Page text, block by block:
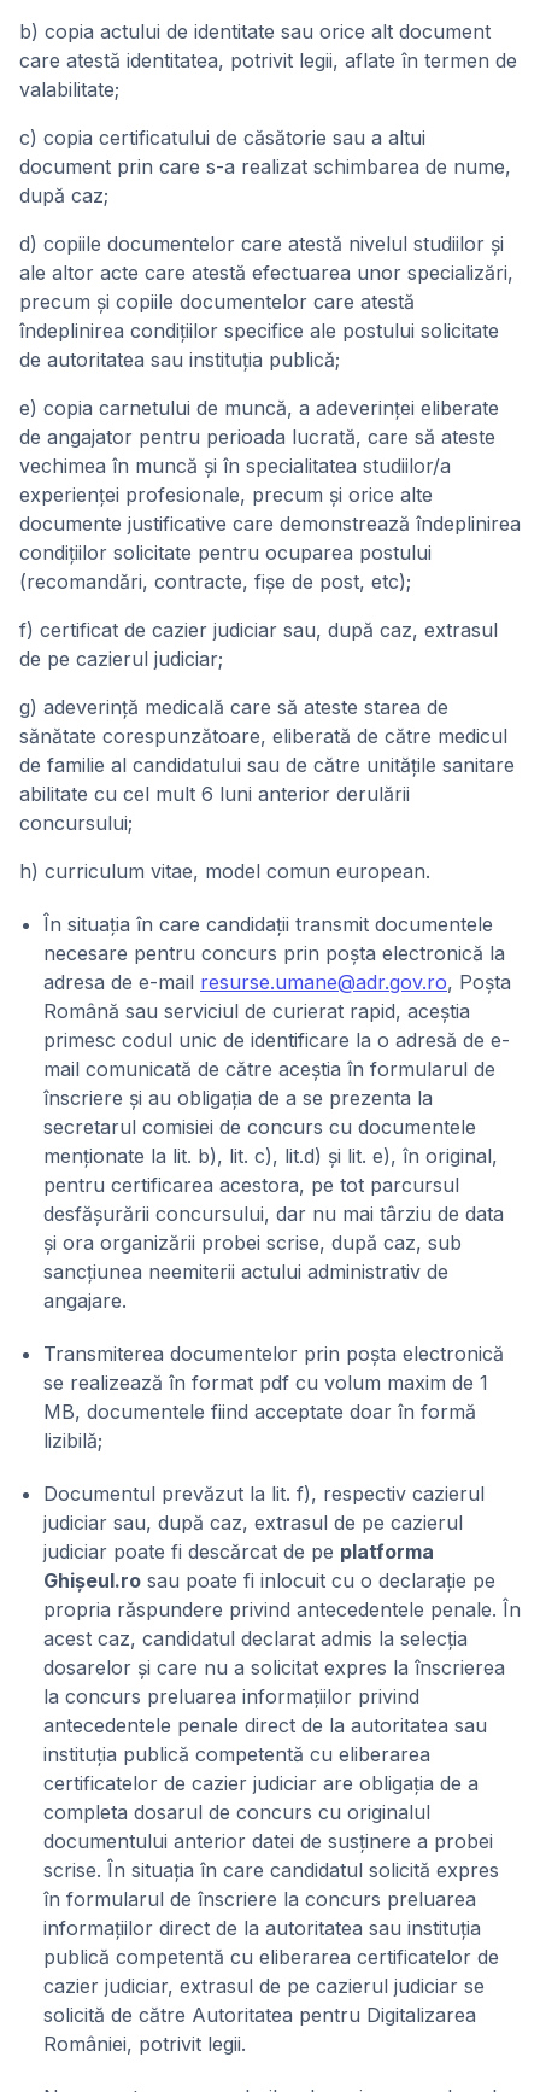
b) copia actului de identitate sau orice alt document
care atestă identitatea, potrivit legii, aflate în termen de
valabilitate;
c) copia certificatului de căsătorie sau a altui
document prin care s-a realizat schimbarea de nume,
după caz;
d) copiile documentelor care atestă nivelul studiilor și
ale altor acte care atestă efectuarea unor specializări,
precum și copiile documentelor care atestă
îndeplinirea condițiilor specifice ale postului solicitate
de autoritatea sau instituția publică;
e) copia carnetului de muncă, a adeverinței eliberate
de angajator pentru perioada lucrată, care să ateste
vechimea în muncă și în specialitatea studiilor/a
experienței profesionale, precum și orice alte
documente justificative care demonstrează îndeplinirea
condițiilor solicitate pentru ocuparea postului
(recomandări, contracte, fișe de post, etc);
f) certificat de cazier judiciar sau, după caz, extrasul
de pe cazierul judiciar;
g) adeverință medicală care să ateste starea de
sănătate corespunzătoare, eliberată de către medicul
de familie al candidatului sau de către unitățile sanitare
abilitate cu cel mult 6 luni anterior derulării
concursului;
h) curriculum vitae, model comun european.
În situația în care candidații transmit documentele
necesare pentru concurs prin poșta electronică la
adresa de e-mail resurse.umane@adr.gov.ro, Poșta
Română sau serviciul de curierat rapid, aceștia
primesc codul unic de identificare la o adresă de e-
mail comunicată de către aceștia în formularul de
înscriere și au obligația de a se prezenta la
secretarul comisiei de concurs cu documentele
menționate la lit. b), lit. c), lit.d) și lit. e), în original,
pentru certificarea acestora, pe tot parcursul
desfășurării concursului, dar nu mai târziu de data
și ora organizării probei scrise, după caz, sub
sancțiunea neemiterii actului administrativ de
angajare.
Transmiterea documentelor prin poșta electronică
se realizează în format pdf cu volum maxim de 1
MB, documentele fiind acceptate doar în formă
lizibilă;
Documentul prevăzut la lit. f), respectiv cazierul
judiciar sau, după caz, extrasul de pe cazierul
judiciar poate fi descărcat de pe platforma
Ghișeul.ro sau poate fi inlocuit cu o declarație pe
propria răspundere privind antecedentele penale. În
acest caz, candidatul declarat admis la selecția
dosarelor și care nu a solicitat expres la înscrierea
la concurs preluarea informațiilor privind
antecedentele penale direct de la autoritatea sau
instituția publică competentă cu eliberarea
certificatelor de cazier judiciar are obligația de a
completa dosarul de concurs cu originalul
documentului anterior datei de susținere a probei
scrise. În situația în care candidatul solicită expres
în formularul de înscriere la concurs preluarea
informațiilor direct de la autoritatea sau instituția
publică competentă cu eliberarea certificatelor de
cazier judiciar, extrasul de pe cazierul judiciar se
solicită de către Autoritatea pentru Digitalizarea
României, potrivit legii.